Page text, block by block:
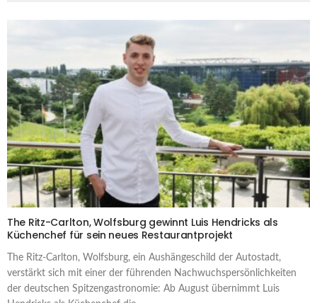
The Ritz-Carlton, Wolfsburg gewinnt Luis Hendricks als
Küchenchef für sein neues Restaurantprojekt
The Ritz-Carlton, Wolfsburg, ein Aushängeschild der Autostadt,
verstärkt sich mit einer der führenden Nachwuchspersönlichkeiten
der deutschen Spitzengastronomie: Ab August übernimmt Luis